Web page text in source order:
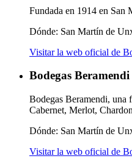
Fundada en 1914 en San
Dónde: San Martín de
Visitar la web oficial de
Bodegas Beramendi
Bodegas Beramendi, una
Cabernet, Merlot,
Dónde: San Martín de
Visitar la web oficial de